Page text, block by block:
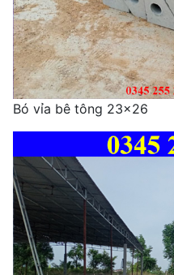
Bó vỉa bê tông 23x26